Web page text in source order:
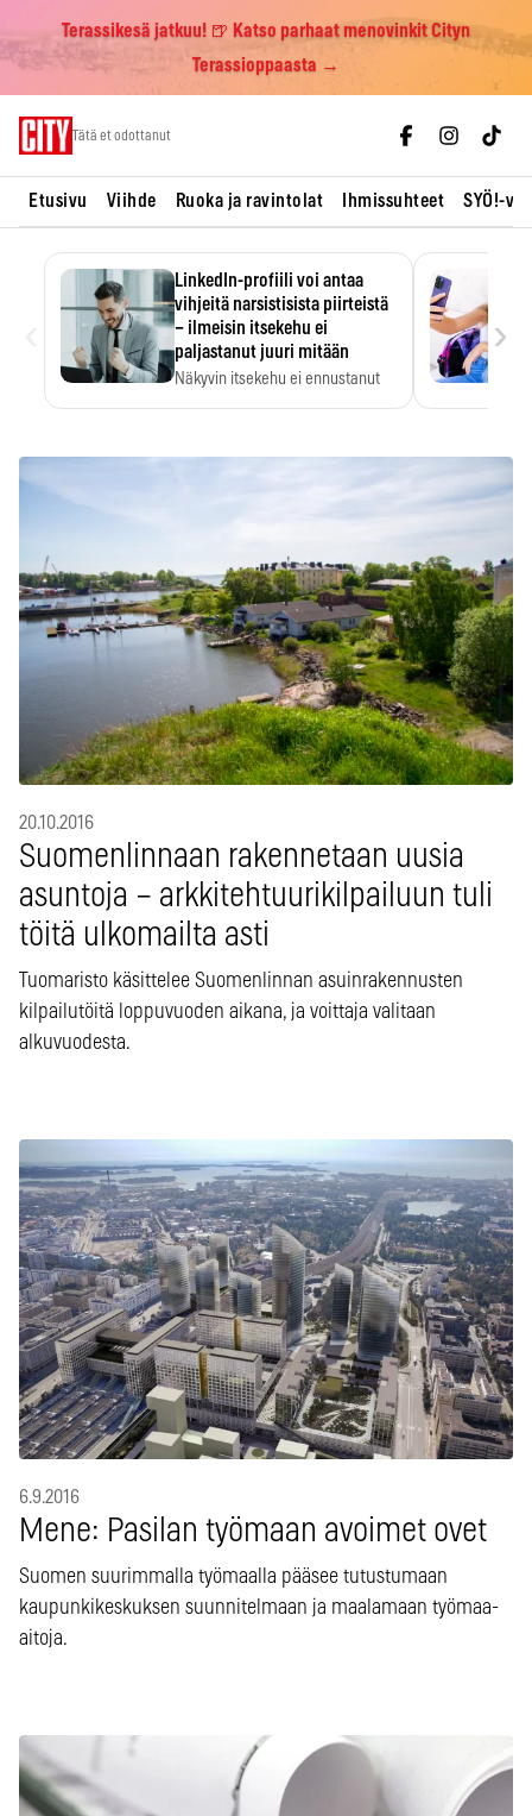
Terassikesä jatkuu! 🍺 Katso parhaat menovinkit Cityn
Terassioppaasta →
Tätä et odottanut
Etusivu Viihde Ruoka ja ravintolat Ihmissuhteet SYÖ!-
LinkedIn-profiili voi antaa
vihjeitä narsistisista piirteistä
– ilmeisin itsekehu ei
paljastanut juuri mitään
Näkyvin itsekehu ei ennustanut
›
20.10.2016
Suomenlinnaan rakennetaan uusia
asuntoja – arkkitehtuurikilpailuun tuli
töitä ulkomailta asti
Tuomaristo käsittelee Suomenlinnan asuinrakennusten
kilpailutöitä loppuvuoden aikana, ja voittaja valitaan
alkuvuodesta.
6.9.2016
Mene: Pasilan työmaan avoimet ovet
Suomen suurimmalla työmaalla pääsee tutustumaan
kaupunkikeskuksen suunnitelmaan ja maalamaan työmaa-
aitoja.